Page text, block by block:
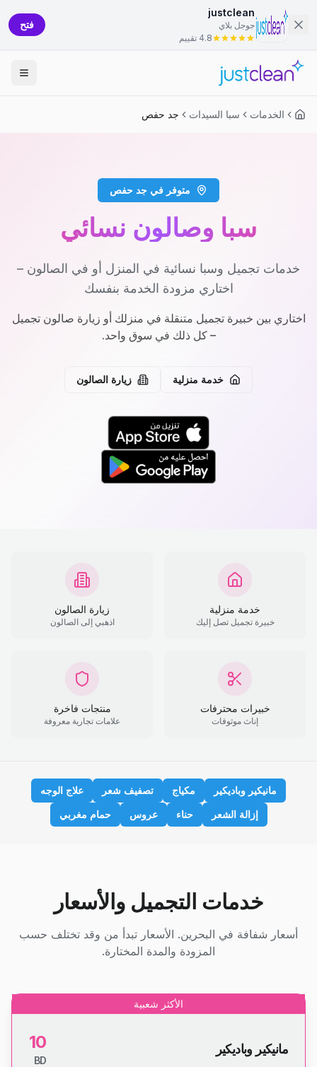
justclean
جوجل بلاي
4.8 تقييم
فتح
الخدمات سبا السيدات جد حفص
متوفر في جد حفص
سبا وصالون نسائي
خدمات تجميل وسبا نسائية في المنزل أو في الصالون –
اختاري مزودة الخدمة بنفسك
اختاري بين خبيرة تجميل متنقلة في منزلك أو زيارة صالون تجميل
– كل ذلك في سوق واحد.
خدمة منزلية زيارة الصالون
خدمة منزلية
خبيرة تجميل تصل إليك
زيارة الصالون
اذهبي إلى الصالون
خبيرات محترفات
إناث موثوقات
منتجات فاخرة
علامات تجارية معروفة
مانيكير وباديكير مكياج تصفيف شعر
علاج الوجه
إزالة الشعر
حناء عروس حمام مغربي
خدمات التجميل والأسعار
أسعار شفافة في البحرين. الأسعار تبدأ من وقد تختلف حسب
المزودة والمدة المختارة.
الأكثر شعبية
مانيكير وباديكير 10
BD